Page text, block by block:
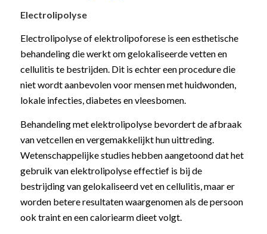
Electrolipolyse
Electrolipolyse of elektrolipoforese is een esthetische
behandeling die werkt om gelokaliseerde vetten en
cellulitis te bestrijden. Dit is echter een procedure die
niet wordt aanbevolen voor mensen met huidwonden,
lokale infecties, diabetes en vleesbomen.
Behandeling met elektrolipolyse bevordert de afbraak
van vetcellen en vergemakkelijkt hun uittreding.
Wetenschappelijke studies hebben aangetoond dat het
gebruik van elektrolipolyse effectief is bij de
bestrijding van gelokaliseerd vet en cellulitis, maar er
worden betere resultaten waargenomen als de persoon
ook traint en een caloriearm dieet volgt.